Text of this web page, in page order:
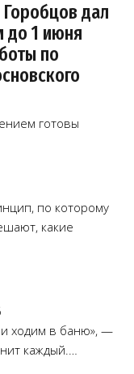
дал
до 1 июня
по
готовы
по которому
какие
ходим в баню», —
каждый.…